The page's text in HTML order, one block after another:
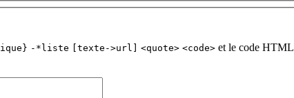
-*liste [texte->url] <quote> <code> et le code HTML